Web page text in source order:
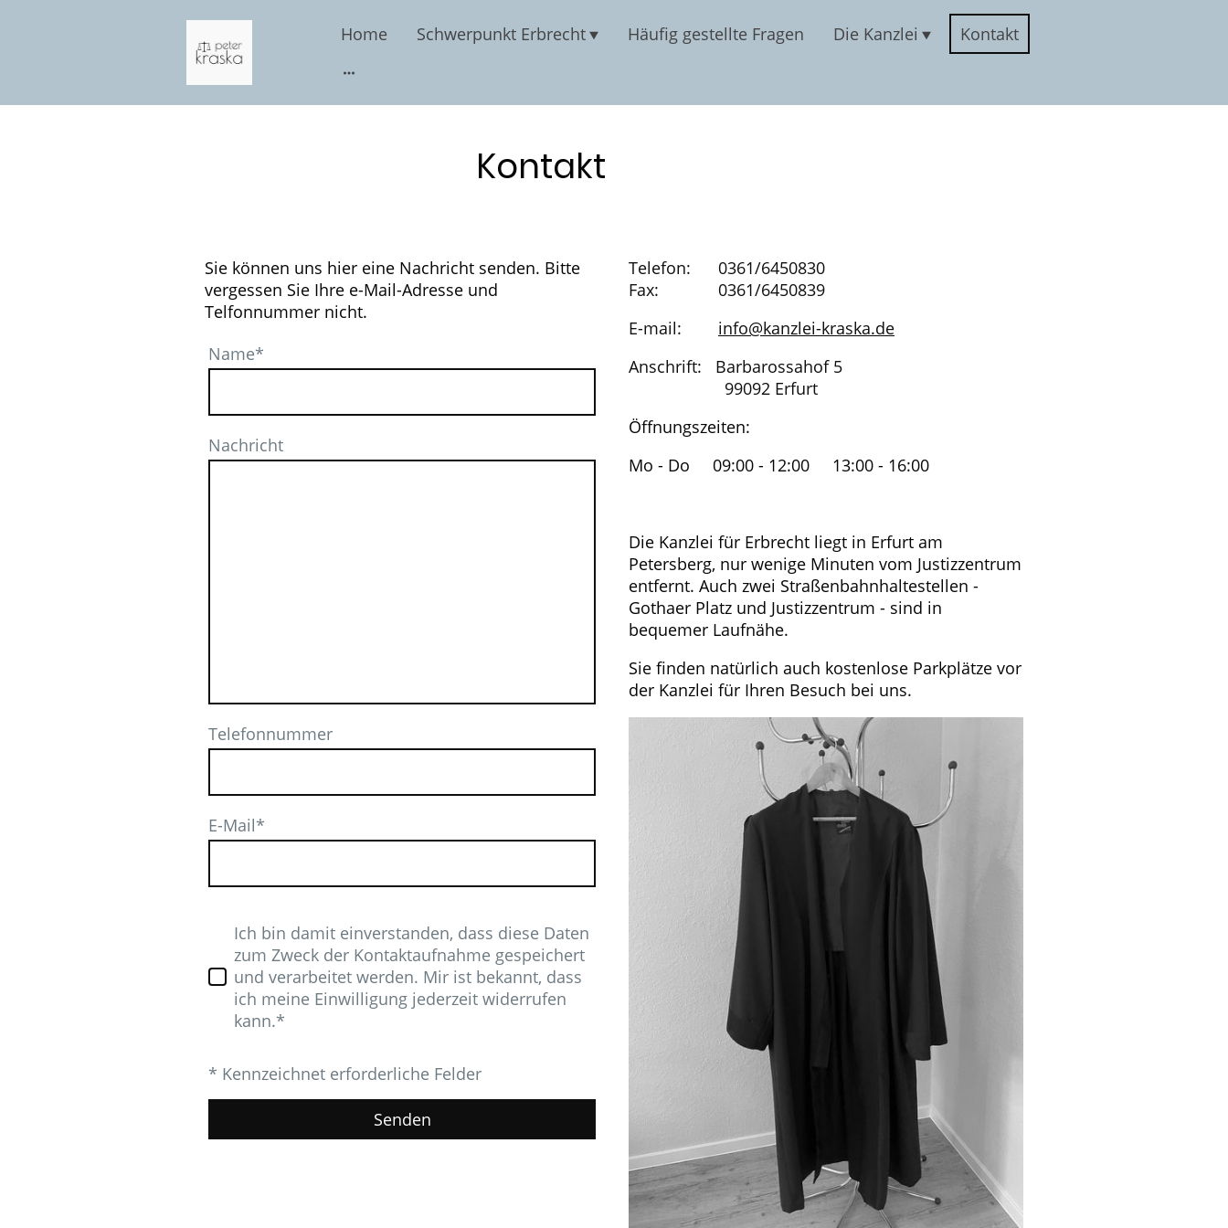
Home Schwerpunkt Erbrecht Häufig gestellte Fragen Die Kanzlei Kontakt
Kontakt
Sie können uns hier eine Nachricht senden. Bitte
vergessen Sie Ihre e-Mail-Adresse und
Telfonnummer nicht.
Name*
Nachricht
Telefonnummer
E-Mail*
Ich bin damit einverstanden, dass diese Daten
zum Zweck der Kontaktaufnahme gespeichert
und verarbeitet werden. Mir ist bekannt, dass
ich meine Einwilligung jederzeit widerrufen
kann.*
* Kennzeichnet erforderliche Felder
Senden
Telefon: 0361/6450830
Fax: 0361/6450839
E-mail: info@kanzlei-kraska.de
Anschrift: Barbarossahof 5
99092 Erfurt
Öffnungszeiten:
Mo - Do 09:00 - 12:00 13:00 - 16:00
Die Kanzlei für Erbrecht liegt in Erfurt am
Petersberg, nur wenige Minuten vom Justizzentrum
entfernt. Auch zwei Straßenbahnhaltestellen -
Gothaer Platz und Justizzentrum - sind in
bequemer Laufnähe.
Sie finden natürlich auch kostenlose Parkplätze vor
der Kanzlei für Ihren Besuch bei uns.